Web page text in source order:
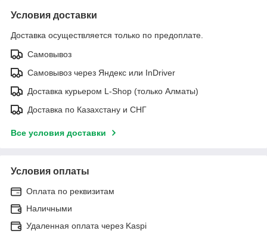
Условия доставки
Доставка осуществляется только по предоплате.
Самовывоз
Самовывоз через Яндекс или InDriver
Доставка курьером L-Shop (только Алматы)
Доставка по Казахстану и СНГ
Все условия доставки
Условия оплаты
Оплата по реквизитам
Наличными
Удаленная оплата через Kaspi